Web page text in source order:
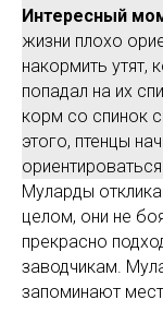
Интересный
жизни плохо
накормить утят,
попадал на их
корм со спинок
этого, птенцы
Муларды
целом, они не
прекрасно
заводчикам.
запоминают